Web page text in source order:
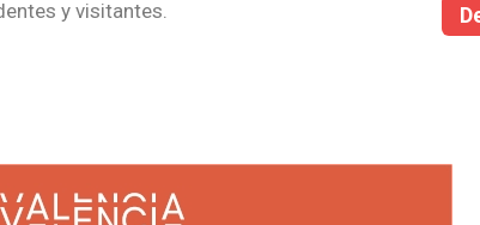
y visitantes.